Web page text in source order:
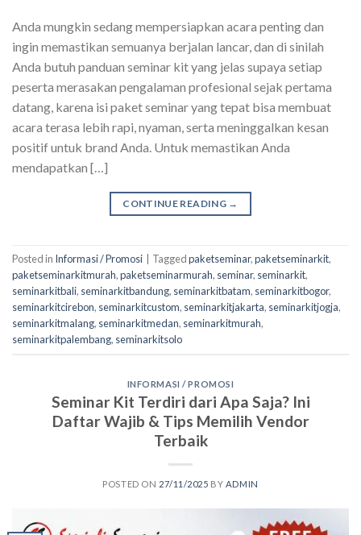
Anda mungkin sedang mempersiapkan acara penting dan
ingin memastikan semuanya berjalan lancar, dan di sinilah
Anda butuh panduan seminar kit yang jelas supaya setiap
peserta merasakan pengalaman profesional sejak pertama
datang, karena isi paket seminar yang tepat bisa membuat
acara terasa lebih rapi, nyaman, serta meninggalkan kesan
positif untuk brand Anda. Untuk memastikan Anda
mendapatkan […]
CONTINUE READING →
Posted in Informasi / Promosi Taggedpaketseminar,paketseminarkit,
paketseminarkitmurah,paketseminarmurah, seminar, seminarkit,
seminarkitbali, seminarkitbandung, seminarkitbatam, seminarkitbogor,
seminarkitcirebon, seminarkitcustom, seminarkitjakarta, seminarkitjogja,
seminarkitmalang, seminarkitmedan, seminarkitmurah,
seminarkitpalembang, seminarkitsolo
INFORMASI / PROMOSI
Seminar Kit Terdiri dari Apa Saja? Ini
Daftar Wajib & Tips Memilih Vendor
Terbaik
POSTED ON 27/11/2025 BY ADMIN